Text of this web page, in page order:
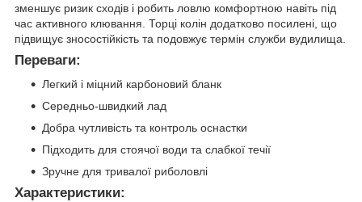
зменшує ризик сходів і робить ловлю комфортною навіть під
час активного клювання. Торці колін додатково посилені, що
підвищує зносостійкість та подовжує термін служби вудилища.
Переваги:
Легкий і міцний карбоновий бланк
Середньо-швидкий лад
Добра чутливість та контроль оснастки
Підходить для стоячої води та слабкої течії
Зручне для тривалої риболовлі
Характеристики: